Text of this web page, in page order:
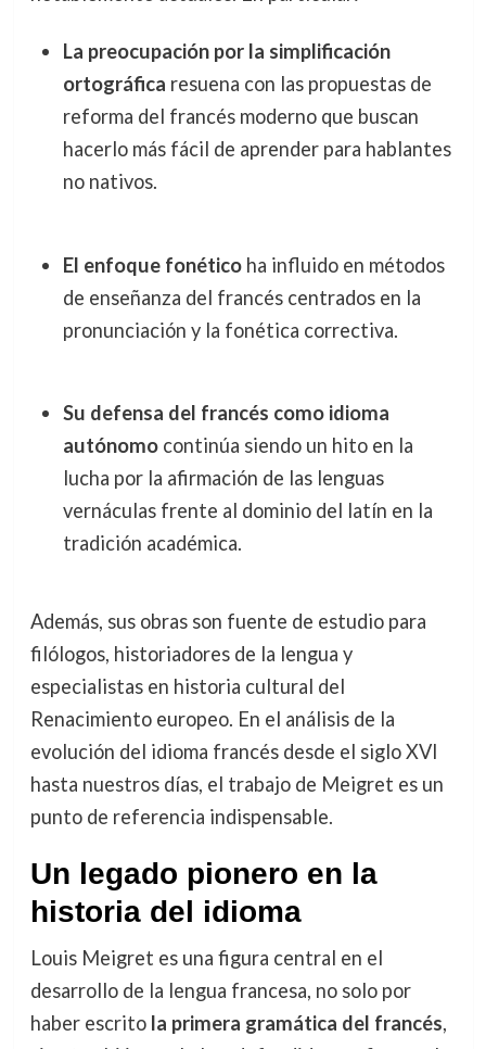
La preocupación por la simplificación
ortográfica resuena con las propuestas de
reforma del francés moderno que buscan
hacerlo más fácil de aprender para hablantes
no nativos.
El enfoque fonéticoha influido en métodos
de enseñanza del francés centrados en la
pronunciación y la fonética correctiva.
Su defensa del francés como idioma
autónomocontinúa siendo un hito en la
lucha por la afirmación de las lenguas
vernáculas frente al dominio del latín en la
tradición académica.
Además, sus obras son fuente de estudio para
filólogos, historiadores de la lengua y
especialistas en historia cultural del
Renacimiento europeo. En el análisis de la
evolución del idioma francés desde el siglo XVI
hasta nuestros días, el trabajo de Meigret es un
punto de referencia indispensable.
Un legado pionero en la
historia del idioma
Louis Meigret es una figura central en el
desarrollo de la lengua francesa, no solo por
haber escrito la primera gramática del francés,